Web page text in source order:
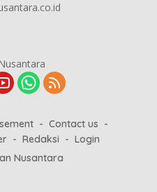
Contact us
Redaksi
Login
Nusantara